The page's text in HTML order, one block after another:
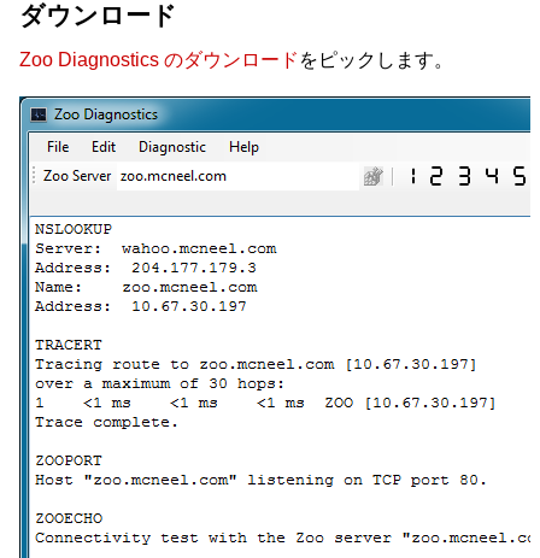
ダウンロード
Zoo Diagnostics のダウンロード をピックします。